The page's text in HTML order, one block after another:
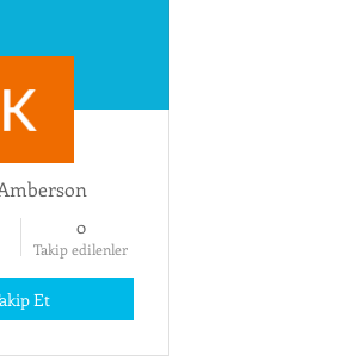
0
Takip edilenler
Et